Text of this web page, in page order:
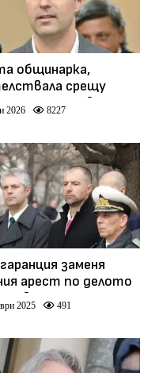
общинарка,
срещу
държавна
2026 8227
заменя
арест по делото
варненските
съветници
2025 491